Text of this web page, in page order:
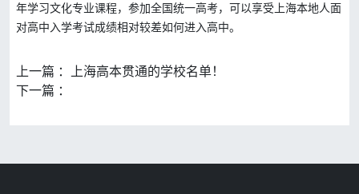
年学习文化专业课程，参加全国统一高考，可以享受上海本地人面
对高中入学考试成绩相对较差如何进入高中。
上一篇 ：上海高本贯通的学校名单！
下一篇 ：